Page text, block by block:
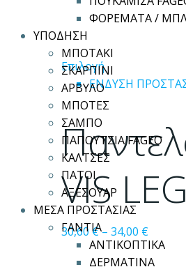
ΦΟΡΕΜΑΤΑ /
ΥΠΟΔΗΣΗ
ΜΠΟΤΑΚΙ
ΣΚΑΡΠΙΝΙ
ΑΡΒΥΛΟ
ΜΠΟΤΕΣ
ΣΑΜΠΟ
ΠΑΠΟΥΤΣΙΑ FAGEO
ΚΑΛΤΣΕΣ
ΠΑΤΟΙ
ΑΞΕΣΟΥΑΡ
ΜΕΣΑ ΠΡΟΣΤΑΣΙΑΣ
ΓΑΝΤΙΑ
ΑΝΤΙΚΟΠΤΙΚΑ
ΔΕΡΜΑΤΙΝΑ
ΕπιλογήΑυτό
το
προϊόν
πολλαπλές
παραλλαγές.
επιλογές
μπορούν
επιλεγούν
στη
ΕΝΔΥΣΗ
VIS
30,60 €– 34,00 €